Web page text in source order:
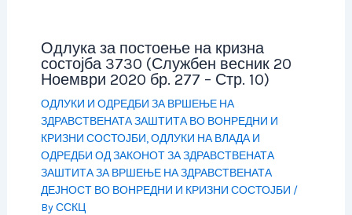
Одлука за постоење на кризна
состојба 3730 (Службен весник 20
Ноември 2020 бр. 277 – Стр. 10)
ОДЛУКИ И ОДРЕДБИ ЗА ВРШЕЊЕ НА
ЗДРАВСТВЕНАТА ЗАШТИТА ВО ВОНРЕДНИ И
КРИЗНИ СОСТОЈБИ,ОДЛУКИ НА ВЛАДА И
ОДРЕДБИ ОД ЗАКОНОТ ЗА ЗДРАВСТВЕНАТА
ЗАШТИТА ЗА ВРШЕЊЕ НА ЗДРАВСТВЕНАТА
ДЕЈНОСТ ВО ВОНРЕДНИ И КРИЗНИ СОСТОЈБИ /
ByССКЦ